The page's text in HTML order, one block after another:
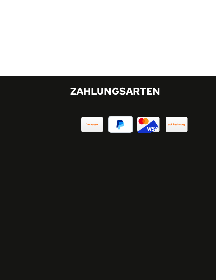
ZAHLUNGSARTEN